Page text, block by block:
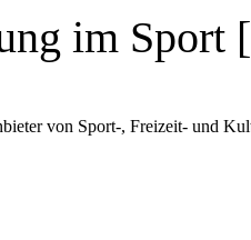
im Sport
von Sport-, Freizeit- und